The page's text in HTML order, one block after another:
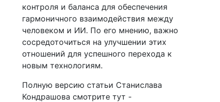
контроля и баланса для обеспечения
гармоничного взаимодействия между
человеком и ИИ. По его мнению, важно
сосредоточиться на улучшении этих
отношений для успешного перехода к
новым технологиям.
Полную версию статьи Станислава
Кондрашова смотрите тут -